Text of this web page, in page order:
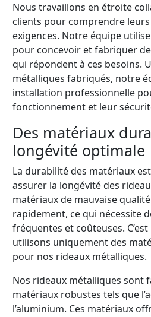
Nous travaillons en étroite
clients pour comprendre
exigences. Notre équipe
pour concevoir et fabriquer
qui répondent à ces besoins.
métalliques fabriqués, notre
installation professionnelle
fonctionnement et leur
Des matériaux
longévité optimale
La durabilité des matériaux
assurer la longévité des
matériaux de mauvaise
rapidement, ce qui nécessite
fréquentes et coûteuses.
utilisons uniquement des
pour nos rideaux métalliques.
Nos rideaux métalliques sont
matériaux robustes tels que
l’aluminium. Ces matériaux